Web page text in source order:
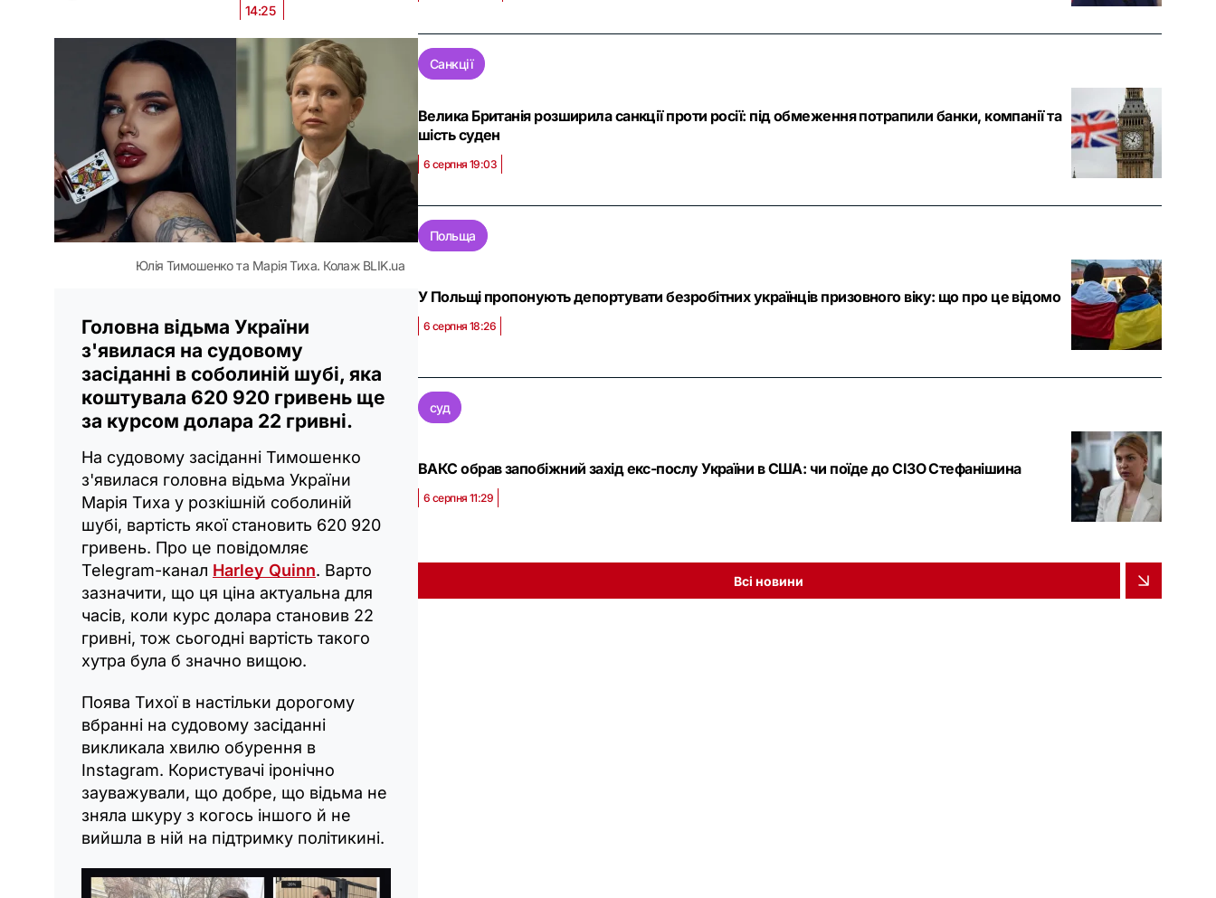
14:25
Юлія Тимошенко та Марія Тиха. Колаж BLIK.ua
Головна відьма України
з'явилася на судовому
засіданні в соболиній шубі, яка
коштувала 620 920 гривень ще
за курсом долара 22 гривні.
На судовому засіданні Тимошенко
з'явилася головна відьма України
Марія Тиха у розкішній соболиній
шубі, вартість якої становить 620 920
гривень. Про це повідомляє
Telegram-канал Harley Quinn. Варто
зазначити, що ця ціна актуальна для
часів, коли курс долара становив 22
гривні, тож сьогодні вартість такого
хутра була б значно вищою.
Поява Тихої в настільки дорогому
вбранні на судовому засіданні
викликала хвилю обурення в
Instagram. Користувачі іронічно
зауважували, що добре, що відьма не
зняла шкуру з когось іншого й не
вийшла в ній на підтримку політикині.
Санкції
Велика Британія розширила санкції проти росії: під обмеження потрапили банки, компанії та
шість суден
6 серпня 19:03
Польща
У Польщі пропонують депортувати безробітних українців призовного віку: що про це відомо
6 серпня 18:26
суд
ВАКС обрав запобіжний захід екс-послу України в США: чи поїде до СІЗО Стефанішина
6 серпня 11:29
Всі новини